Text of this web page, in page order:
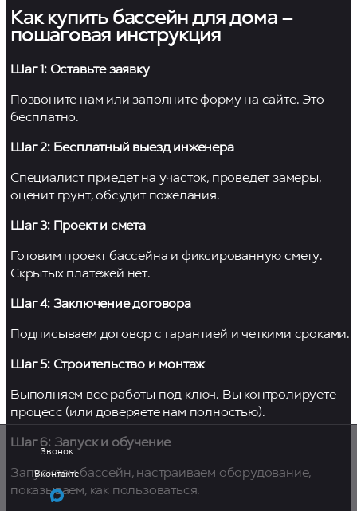
Звонок
Вконтакте
Как купить бассейн для дома –
пошаговая инструкция
Шаг 1: Оставьте заявку
Позвоните нам или заполните форму на сайте. Это
бесплатно.
Шаг 2: Бесплатный выезд инженера
Специалист приедет на участок, проведет замеры,
оценит грунт, обсудит пожелания.
Шаг 3: Проект и смета
Готовим проект бассейна и фиксированную смету.
Скрытых платежей нет.
Шаг 4: Заключение договора
Подписываем договор с гарантией и четкими сроками.
Шаг 5: Строительство и монтаж
Выполняем все работы под ключ. Вы контролируете
процесс (или доверяете нам полностью).
Шаг 6: Запуск и обучение
Запускаем бассейн, настраиваем оборудование,
показываем, как пользоваться.